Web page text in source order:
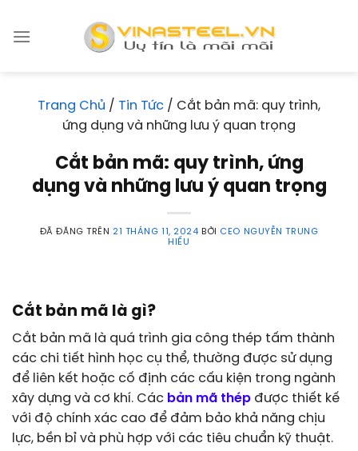
đến
Trang Chủ / Tin Tức / Cắt bản mã: quy trình,
ứng dụng và những lưu ý quan trọng
Cắt bản mã: quy trình, ứng
dụng và những lưu ý quan trọng
ĐÃ ĐĂNG TRÊN 21 THÁNG 11, 2024 BỞI CEO NGUYỄN TRUNG
HIẾU
Cắt bản mã là gì?
Cắt bản mã là quá trình gia công thép tấm thành
các chi tiết hình học cụ thể, thường được sử dụng
để liên kết hoặc cố định các cấu kiện trong ngành
xây dựng và cơ khí. Các bản mã thép được thiết kế
với độ chính xác cao để đảm bảo khả năng chịu
lực, bền bỉ và phù hợp với các tiêu chuẩn kỹ thuật.